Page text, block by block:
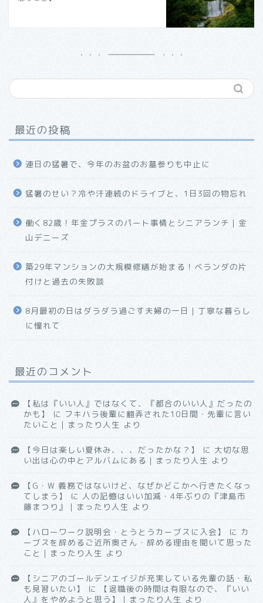
最近の投稿
連日の猛暑で、今年のお盆のお墓参りも中止に
猛暑のせい？冷や汗連続のドライブと、1日3回の物忘れ
働く82歳！年金プラスのパート事情とシニアランチ｜金
山デニーズ
築29年マンションの大規模修繕が始まる！ベランダの片
付けと過去の失敗談
8月最初の日はダラダラ過ごす夫婦の一日｜丁寧な暮らし
に憧れて
最近のコメント
【私は『いい人』ではなくて、『都合のいい人』だったの
かも】
に フキハラ後輩に翻弄された10日間・先輩に言い
たいこと｜まったり人生 より
【今日は楽しい夏休み、、、だったかな？】 に 大切な思
い出は心の中とアルバムにある｜まったり人生 より
【G・W 義務ではないけど、なぜかどこかへ行きたくなっ
てしまう】
に 人の記憶はいい加減・4年ぶりの『津島市
藤まつり』｜まったり人生 より
【ハローワーク説明会・とうとうカーブスに入会】 に カ
ーブスを辞めるご近所奥さん・辞める理由を聞いて思った
こと｜まったり人生 より
【シニアのゴールデンエイジが充実している先輩の話・私
も見習いたい】
に
【退職後の時間は有限なので、『いい
人』をやめようと思う】｜まったり人生 より